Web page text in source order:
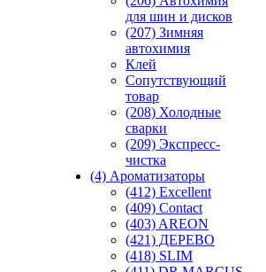
для шин и дисков
(207) Зимняя
автохимия
Клей
Сопутствующий
товар
(208) Холодные
сварки
(209) Экспреcс-
чистка
(4) Ароматизаторы
(412) Excellent
(409) Contact
(403) AREON
(421) ДЕРЕВО
(418) SLIM